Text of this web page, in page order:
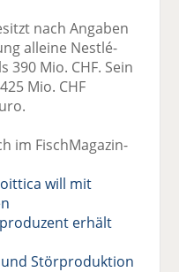
nach Angaben
alleine Nestlé-
Mio. CHF. Sein
Mio. CHF
im FischMagazin-
will mit
erhält
und Störproduktion